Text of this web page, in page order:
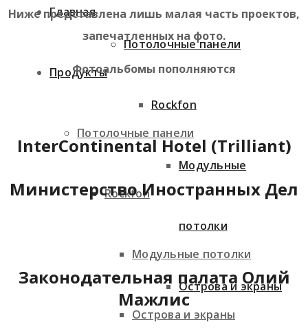
Главная
Продукты
Потолочные панели
Rockfon
Модульные потолки
Острова и экраны
Потолочные панели
Rockfon
Модульные
потолки
Острова и экраны
Ниже представлена лишь малая часть проектов,
запечатленных на фото.
Фотоальбомы пополняются
InterContinental Hotel (Trilliant)
Министерство Иностранных Дел
Законодательная палата Олий
Мажлис